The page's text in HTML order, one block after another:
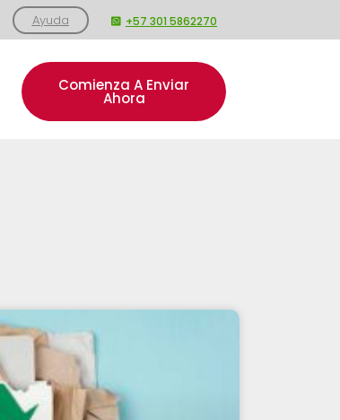
Ayuda +57 301 5862270
Comienza A Enviar
Ahora